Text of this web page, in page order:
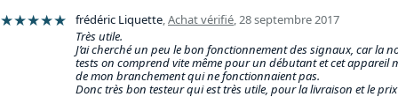
★★★★★ frédéric Liquette,Achat vérifié,28 septembre 2017
Très utile.
J’ai cherché un peu le bon fonctionnement des signaux, car la
tests on comprend vite même pour un débutant et cet appareil
de mon branchement qui ne fonctionnaient pas.
Donc très bon testeur qui est très utile, pour la livraison et le